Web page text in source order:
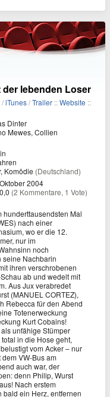
der lebenden Loser
/iTunes/Trailer ::Website ::
Dinter
Mewes, Collien
Komödie (Deutschland)
2004
(2 Kommentare, 1 Vote)
hunderttausendsten Mal
nach einer
wo er die 12.
nur im
noch
seine Nachbarin
ihren verschrobenen
ab und wedelt mit
Aus Jux verabredet
(MANUEL CORTEZ),
Rebecca für den Abend
Totenerweckung
Kurt Cobains!
unfähige Stümper
in die Hose geht,
vom Acker – nur
VW-Bus am
auch war, der
denn Philip, Wurst
Nach erstem
bald ein Herz, entfernen